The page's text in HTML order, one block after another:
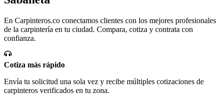
En Carpinteros.co conectamos clientes con los mejores profesionales
de la carpintería en tu ciudad. Compara, cotiza y contrata con
confianza.
Cotiza más rápido
Envía tu solicitud una sola vez y recibe múltiples cotizaciones de
carpinteros verificados en tu zona.